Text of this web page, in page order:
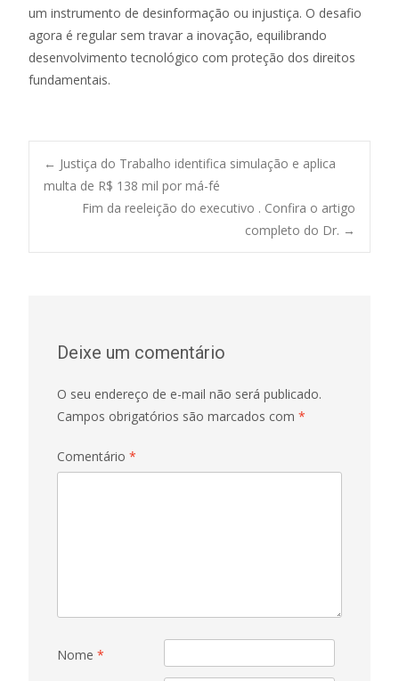
um instrumento de desinformação ou injustiça. O desafio
agora é regular sem travar a inovação, equilibrando
desenvolvimento tecnológico com proteção dos direitos
fundamentais.
Post
navigation
← Justiça do Trabalho identifica simulação e aplica
multa de R$ 138 mil por má-fé
Fim da reeleição do executivo . Confira o artigo
completo do Dr. →
Deixe um comentário
O seu endereço de e-mail não será publicado.
Campos obrigatórios são marcados com *
Comentário *
Nome *